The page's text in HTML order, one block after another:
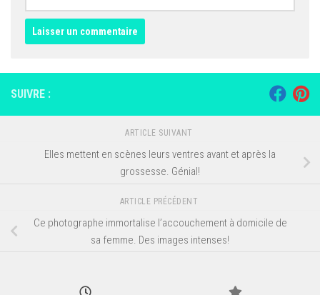
SUIVRE :
ARTICLE SUIVANT
Elles mettent en scènes leurs ventres avant et après la
grossesse. Génial!
ARTICLE PRÉCÉDENT
Ce photographe immortalise l’accouchement à domicile de
sa femme. Des images intenses!